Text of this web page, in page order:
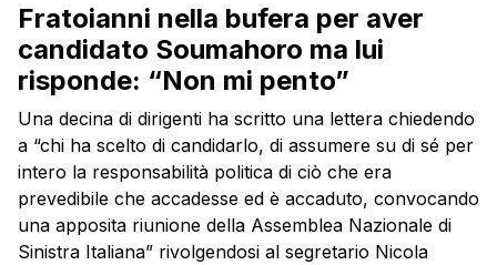
Fratoianni nella bufera per aver
candidato Soumahoro ma lui
risponde: “Non mi pento”
Una decina di dirigenti ha scritto una lettera chiedendo
a “chi ha scelto di candidarlo, di assumere su di sé per
intero la responsabilità politica di ciò che era
prevedibile che accadesse ed è accaduto, convocando
una apposita riunione della Assemblea Nazionale di
Sinistra Italiana” rivolgendosi al segretario Nicola